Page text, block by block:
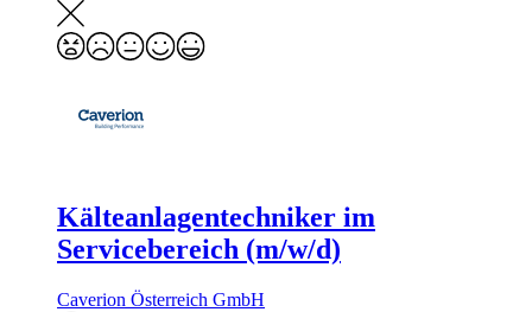
Kälteanlagentechniker im
Servicebereich (m/w/d)
Caverion Österreich GmbH